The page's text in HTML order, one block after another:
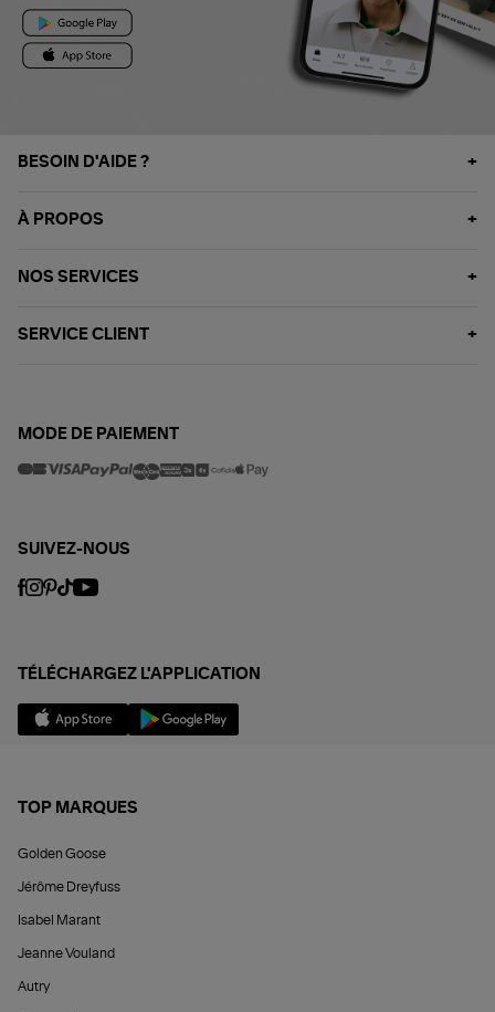
BESOIN D'AIDE ?
À PROPOS
NOS SERVICES
SERVICE CLIENT
MODE DE PAIEMENT
SUIVEZ-NOUS
TÉLÉCHARGEZ L'APPLICATION
TOP MARQUES
Golden Goose
Jérôme Dreyfuss
Isabel Marant
Jeanne Vouland
Autry